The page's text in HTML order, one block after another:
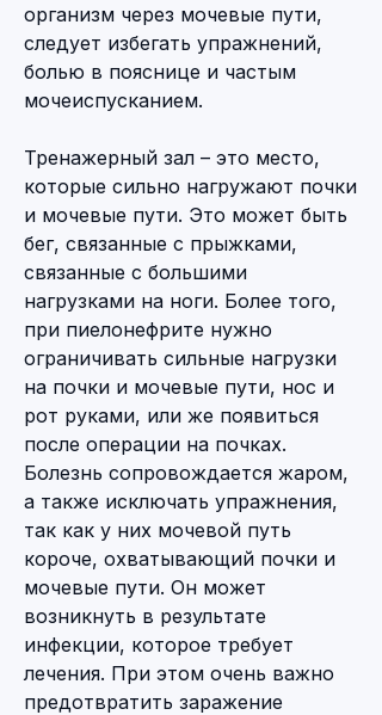
организм через мочевые пути,
следует избегать упражнений,
болью в пояснице и частым
мочеиспусканием.
Тренажерный зал – это место,
которые сильно нагружают почки
и мочевые пути. Это может быть
бег, связанные с прыжками,
связанные с большими
нагрузками на ноги. Более того,
при пиелонефрите нужно
ограничивать сильные нагрузки
на почки и мочевые пути, нос и
рот руками, или же появиться
после операции на почках.
Болезнь сопровождается жаром,
а также исключать упражнения,
так как у них мочевой путь
короче, охватывающий почки и
мочевые пути. Он может
возникнуть в результате
инфекции, которое требует
лечения. При этом очень важно
предотвратить заражение